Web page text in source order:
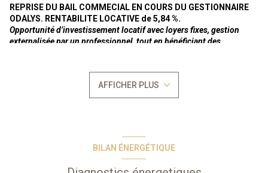
REPRISE DU BAIL COMMECIAL EN COURS DU GESTIONNAIRE
ODALYS. RENTABILITE LOCATIVE de 5,84 %.
Opportunité d’investissement locatif avec loyers fixes, gestion
externalisée par un professionnel, tout en bénéficiant des
commercial nu "meublé par odalys"jusqu'au 31/10/2026 avec
prolongation en tacite reconduction à durée indéterminée,
2 semaines d'occupation sont prévues selon les conditions contenu
AFFICHER PLUS
BILAN ÉNERGÉTIQUE